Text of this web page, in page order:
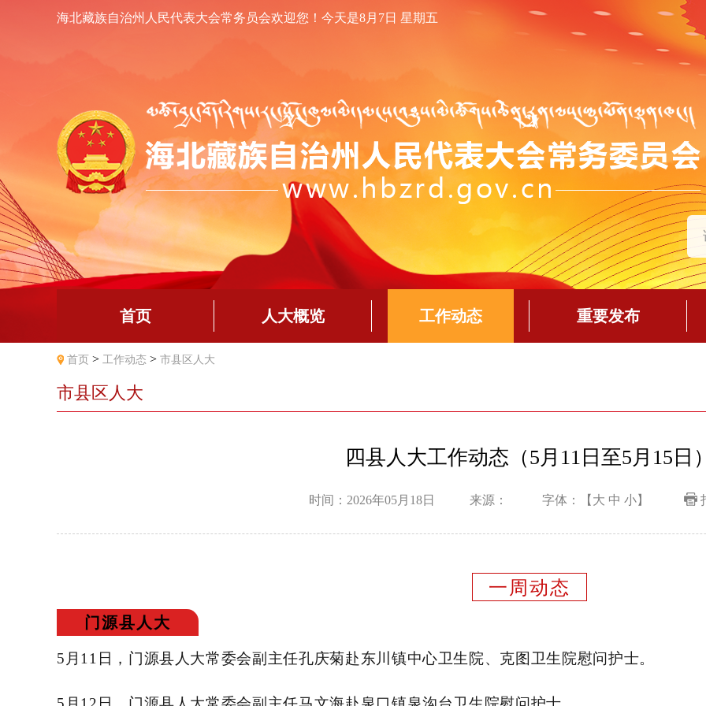
海北藏族自治州人民代表大会常务员会欢迎您！ 今天是8月7日 星期五
首页 人大概览 工作动态 重要发布
首页 > 工作动态 > 市县区人大
市县区人大
四县人大工作动态（5月11日至5月15日）
时间：2026年05月18日 来源： 字体：【 大 中 小】
一周动态
门源县人大
5月11日，门源县人大常委会副主任孔庆菊赴东川镇中心卫生院、克图卫生院慰问护士。